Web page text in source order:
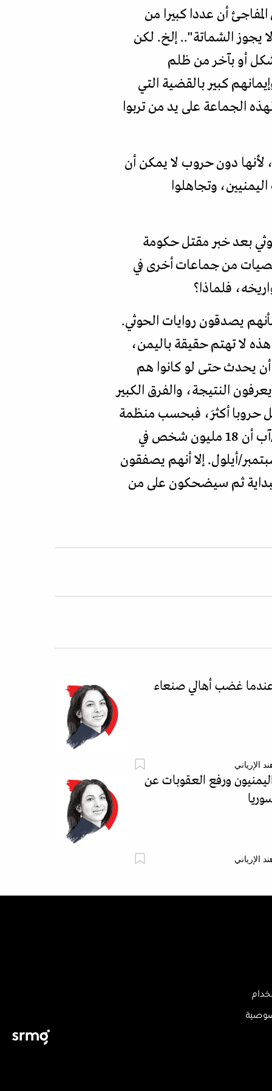
أن عددا كبيرا من
يجوز الشماتة".. إلخ. لكن
أو بآخر من ظلم
كبير بالقضية التي
الجماعة على يد من تربوا
دون حروب لا يمكن أن
وتجاهلوا
بعد خبر مقتل حكومة
من جماعات أخرى في
فلماذا؟
يصدقون روايات الحوثي.
لا تهتم حقيقة باليمن،
أن يحدث حتى لو كانوا هم
النتيجة، والفرق الكبير
حروبا أكثرَ، فبحسب منظمة
الأمم المتحدة للشؤون الإنسانية (OCHA) التي حذرت في بيان نشرته في أواخر أغسطس/آب أن 18 مليون شخص في
سبتمبر/أيلول. إلا أنهم يصفقون
ثم سيضحكون على من
غضب أهالي صنعاء
الإرياني
ورفع العقوبات عن
الإرياني